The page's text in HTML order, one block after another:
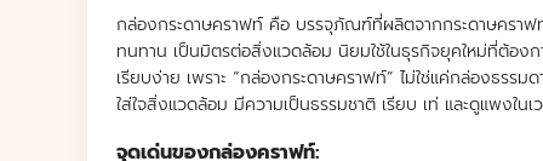
ทำไมต้องผลิต “กล่องกระดาษคราฟท์” กับ
Case Study & Review
FAQ คำถามที่พบบ่อยเกี่ยวกับกล่องคราฟท์
กล่องกระดาษคราฟท์ คือ บรรจุภัณฑ์ที่ผลิตจากกระดาษคราฟ
ทนทาน เป็นมิตรต่อสิ่งแวดล้อม นิยมใช้ในธุรกิจยุคใหม่ที่ต้อง
เรียบง่าย เพราะ “กล่องกระดาษคราฟท์” ไม่ใช่แค่กล่องธร
ใส่ใจสิ่งแวดล้อม มีความเป็นธรรมชาติ เรียบ เท่ และดูแพงในเ
จุดเด่นของกล่องคราฟท์: